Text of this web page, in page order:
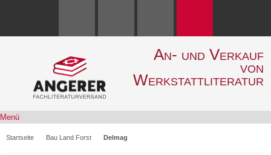
An- und Verkauf
von
Werkstattliteratur
Menü
Startseite Bau Land Forst Delmag